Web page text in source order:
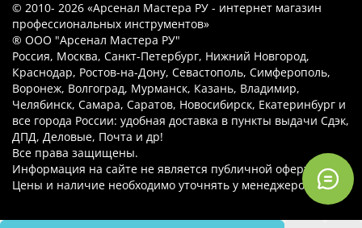
© 2010- 2026 «Арсенал Мастера РУ - интернет магазин
профессиональных инструментов»
® ООО "Арсенал Мастера РУ"
Россия, Москва, Санкт-Петербург, Нижний Новгород,
Краснодар, Ростов-на-Дону, Севастополь, Симферополь,
Воронеж, Волгоград, Мурманск, Казань, Владимир,
Челябинск, Самара, Саратов, Новосибирск, Екатеринбург и
все города России: удобная доставка в пункты выдачи Сдэк,
ДПД, Деловые, Почта и др!
Все права защищены.
Информация на сайте не является публичной офертой.
Цены и наличие необходимо уточнять у менеджеров.